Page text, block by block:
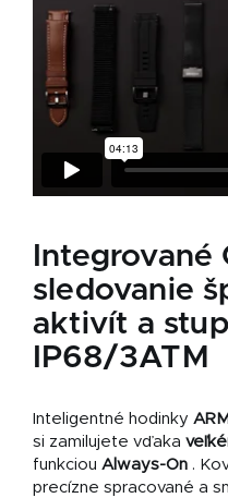
Integrované
sledovanie
aktivít a
IP68/3ATM
Inteligentné hodinky
si zamilujete vďaka
funkciou Always-On .
precízne spracované a